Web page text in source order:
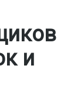
и